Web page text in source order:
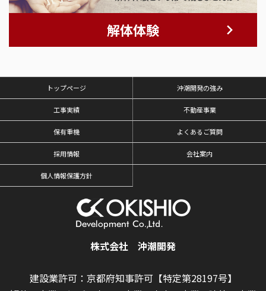
解体体験
トップページ 沖潮開発の強み
工事実績 不動産事業
保有重機 よくあるご質問
採用情報 会社案内
個人情報保護方針
株式会社 沖潮開発
建設業許可：京都府知事許可【特定第28197号】